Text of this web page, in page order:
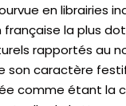
en librairies
la plus
rapportés au
son caractère
comme étant la